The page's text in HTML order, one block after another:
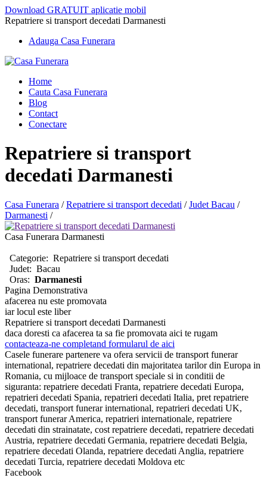
Download GRATUIT aplicatie mobil
Repatriere si transport decedati Darmanesti
Adauga Casa Funerara
Home
Cauta Casa Funerara
Blog
Contact
Conectare
Repatriere si transport
decedati Darmanesti
Casa Funerara /Repatriere si transport decedati /Judet Bacau /
Darmanesti /
Casa Funerara Darmanesti
Categorie: Repatriere si transport decedati
Judet: Bacau
Oras: Darmanesti
Pagina Demonstrativa
afacerea nu este promovata
iar locul este liber
Repatriere si transport decedati Darmanesti
daca doresti ca afacerea ta sa fie promovata aici te rugam
contacteaza-ne completand formularul de aici
Casele funerare partenere va ofera servicii de transport funerar
international, repatriere decedati din majoritatea tarilor din Europa in
Romania, cu mijloace de transport speciale si in conditii de
siguranta: repatriere decedati Franta, repatriere decedati Europa,
repatrieri decedati Spania, repatrieri decedati Italia, pret repatriere
decedati, transport funerar international, repatrieri decedati UK,
transport funerar America, repatrieri internationale, repatriere
decedati din strainatate, cost repatriere decedati, repatriere decedati
Austria, repatriere decedati Germania, repatriere decedati Belgia,
repatriere decedati Olanda, repatriere decedati Anglia, repatriere
decedati Turcia, repatriere decedati Moldova etc
Facebook